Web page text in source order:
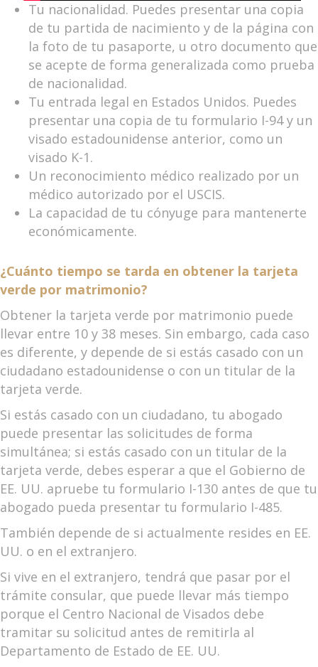
Tu nacionalidad. Puedes presentar una copia
de tu partida de nacimiento y de la página con
la foto de tu pasaporte, u otro documento que
se acepte de forma generalizada como prueba
de nacionalidad.
Tu entrada legal en Estados Unidos. Puedes
presentar una copia de tu formulario I-94 y un
visado estadounidense anterior, como un
visado K-1.
Un reconocimiento médico realizado por un
médico autorizado por el USCIS.
La capacidad de tu cónyuge para mantenerte
económicamente.
¿Cuánto tiempo se tarda en obtener la tarjeta
verde por matrimonio?
Obtener la tarjeta verde por matrimonio puede
llevar entre 10 y 38 meses. Sin embargo, cada caso
es diferente, y depende de si estás casado con un
ciudadano estadounidense o con un titular de la
tarjeta verde.
Si estás casado con un ciudadano, tu abogado
puede presentar las solicitudes de forma
simultánea; si estás casado con un titular de la
tarjeta verde, debes esperar a que el Gobierno de
EE. UU. apruebe tu formulario I-130 antes de que tu
abogado pueda presentar tu formulario I-485.
También depende de si actualmente resides en EE.
UU. o en el extranjero.
Si vive en el extranjero, tendrá que pasar por el
trámite consular, que puede llevar más tiempo
porque el Centro Nacional de Visados debe
tramitar su solicitud antes de remitirla al
Departamento de Estado de EE. UU.